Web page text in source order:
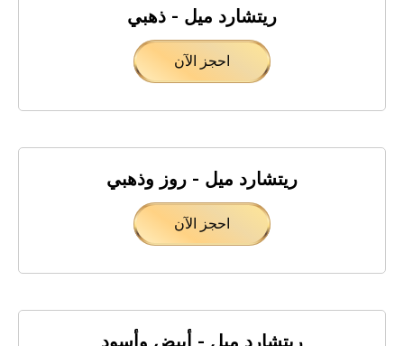
ريتشارد ميل - ذهبي
احجز الآن
ريتشارد ميل - روز وذهبي
احجز الآن
ريتشارد ميل - أبيض وأسود